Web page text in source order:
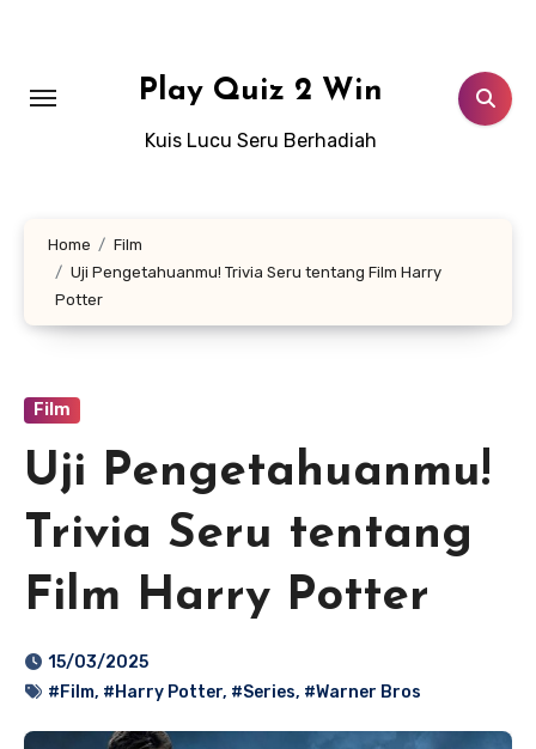
Play Quiz 2 Win
Kuis Lucu Seru Berhadiah
Home
Film
Uji Pengetahuanmu! Trivia Seru tentang Film Harry
Potter
Film
Uji Pengetahuanmu!
Trivia Seru tentang
Film Harry Potter
15/03/2025
#Film, #Harry Potter, #Series, #Warner Bros